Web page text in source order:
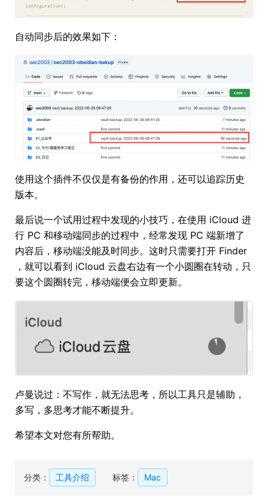
自动同步后的效果如下：
使用这个插件不仅仅是有备份的作用，还可以追踪历史
版本。
最后说一个试用过程中发现的小技巧，在使用 iCloud 进
行 PC 和移动端同步的过程中，经常发现 PC 端新增了
内容后，移动端没能及时同步。这时只需要打开 Finder
，就可以看到 iCloud 云盘右边有一个小圆圈在转动，只
要这个圆圈转完，移动端便会立即更新。
卢曼说过：不写作，就无法思考，所以工具只是辅助，
多写，多思考才能不断提升。
希望本文对您有所帮助。
分类： 工具介绍 标签： Mac